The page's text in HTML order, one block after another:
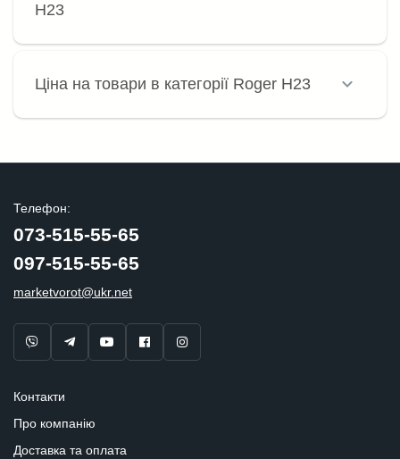
H23
Ціна на товари в категорії Roger H23
Телефон:
073-515-55-65
097-515-55-65
marketvorot@ukr.net
Контакти
Про компанію
Доставка та оплата